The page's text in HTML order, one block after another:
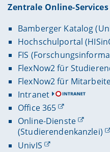
Zentrale Online-Services
Bamberger Katalog
Hochschulportal
FIS
FlexNow2 für
FlexNow2 für
Intranet
Office 365
Online-Dienste
(Studierendenkanzlei)
UnivIS